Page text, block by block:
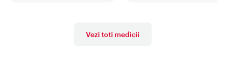
Vezi toti medicii